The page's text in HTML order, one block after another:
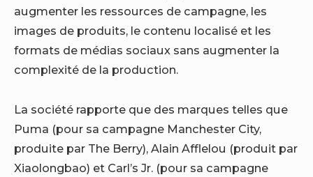
augmenter les ressources de campagne, les
images de produits, le contenu localisé et les
formats de médias sociaux sans augmenter la
complexité de la production.
La société rapporte que des marques telles que
Puma (pour sa campagne Manchester City,
produite par The Berry), Alain Afflelou (produit par
Xiaolongbao) et Carl’s Jr. (pour sa campagne